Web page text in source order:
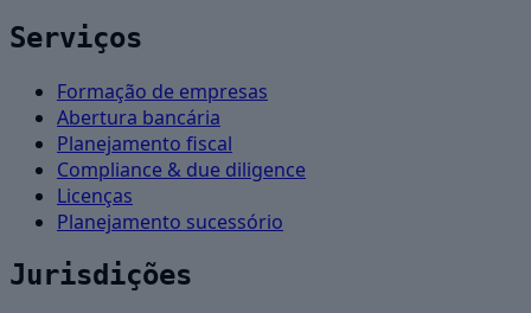
Serviços
Formação de empresas
Abertura bancária
Planejamento fiscal
Compliance & due diligence
Licenças
Planejamento sucessório
Jurisdições